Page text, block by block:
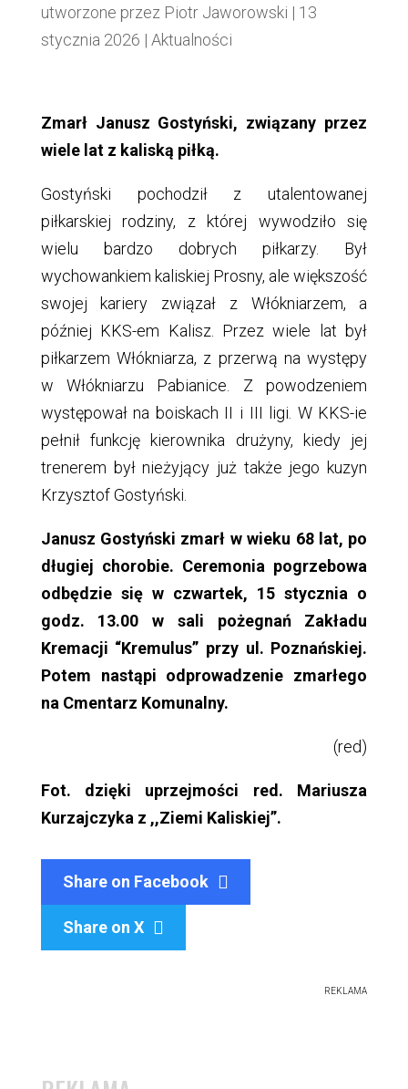
utworzone przez Piotr Jaworowski | 13
stycznia 2026 | Aktualności
Zmarł Janusz Gostyński, związany przez
wiele lat z kaliską piłką.
Gostyński pochodził z utalentowanej
piłkarskiej rodziny, z której wywodziło się
wielu bardzo dobrych piłkarzy. Był
wychowankiem kaliskiej Prosny, ale większość
swojej kariery związał z Włókniarzem, a
później KKS-em Kalisz. Przez wiele lat był
piłkarzem Włókniarza, z przerwą na występy
w Włókniarzu Pabianice. Z powodzeniem
występował na boiskach II i III ligi. W KKS-ie
pełnił funkcję kierownika drużyny, kiedy jej
trenerem był nieżyjący już także jego kuzyn
Krzysztof Gostyński.
Janusz Gostyński zmarł w wieku 68 lat, po
długiej chorobie. Ceremonia pogrzebowa
odbędzie się w czwartek, 15 stycznia o
godz. 13.00 w sali pożegnań Zakładu
Kremacji “Kremulus” przy ul. Poznańskiej.
Potem nastąpi odprowadzenie zmarłego
na Cmentarz Komunalny.
(red)
Fot. dzięki uprzejmości red. Mariusza
Kurzajczyka z ,,Ziemi Kaliskiej”.
Share on Facebook
Share on X 
REKLAMA